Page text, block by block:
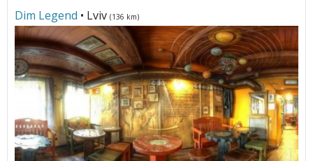
Dim Legend • Lviv (136 km)